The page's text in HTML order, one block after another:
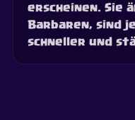
erscheinen. Sie
Barbaren, sind
schneller und